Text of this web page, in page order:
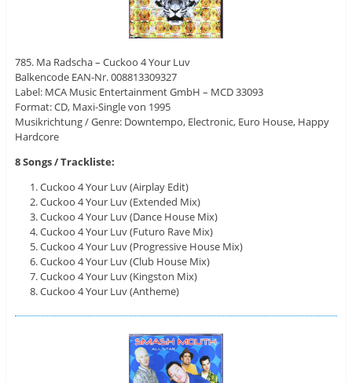
785. Ma Radscha – Cuckoo 4 Your Luv
Balkencode EAN-Nr. 008813309327
Label: MCA Music Entertainment GmbH ‎– MCD 33093
Format: CD, Maxi-Single von 1995
Musikrichtung / Genre: Downtempo, Electronic, Euro House, Happy
Hardcore
8 Songs / Trackliste:
Cuckoo 4 Your Luv (Airplay Edit)
Cuckoo 4 Your Luv (Extended Mix)
Cuckoo 4 Your Luv (Dance House Mix)
Cuckoo 4 Your Luv (Futuro Rave Mix)
Cuckoo 4 Your Luv (Progressive House Mix)
Cuckoo 4 Your Luv (Club House Mix)
Cuckoo 4 Your Luv (Kingston Mix)
Cuckoo 4 Your Luv (Antheme)